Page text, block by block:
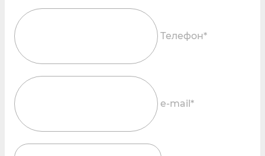
Телефон*
e-mail*